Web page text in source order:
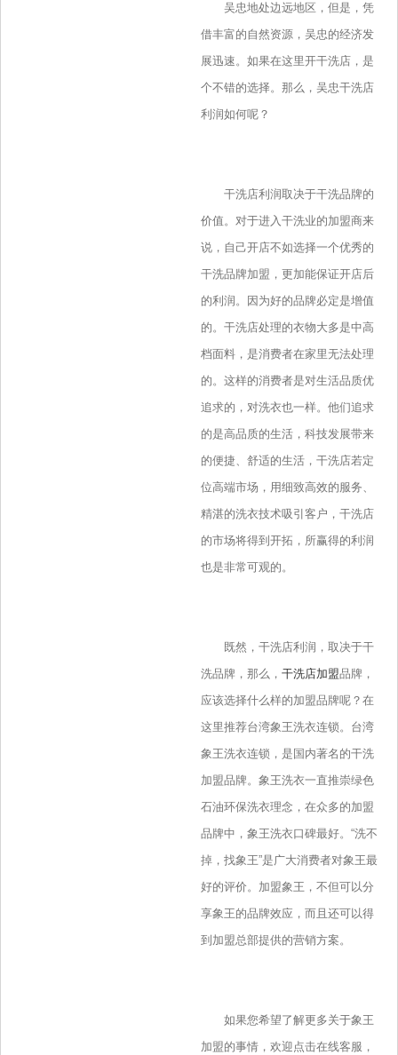
吴忠地处边远地区，但是，凭
借丰富的自然资源，吴忠的经济发
展迅速。如果在这里开干洗店，是
个不错的选择。那么，吴忠干洗店
利润如何呢？
干洗店利润取决于干洗品牌的
价值。对于进入干洗业的加盟商来
说，自己开店不如选择一个优秀的
干洗品牌加盟，更加能保证开店后
的利润。因为好的品牌必定是增值
的。干洗店处理的衣物大多是中高
档面料，是消费者在家里无法处理
的。这样的消费者是对生活品质优
追求的，对洗衣也一样。他们追求
的是高品质的生活，科技发展带来
的便捷、舒适的生活，干洗店若定
位高端市场，用细致高效的服务、
精湛的洗衣技术吸引客户，干洗店
的市场将得到开拓，所赢得的利润
也是非常可观的。
既然，干洗店利润，取决于干
洗品牌，那么， 干洗店加盟品牌，
应该选择什么样的加盟品牌呢？在
这里推荐台湾象王洗衣连锁。台湾
象王洗衣连锁，是国内著名的干洗
加盟品牌。象王洗衣一直推崇绿色
石油环保洗衣理念，在众多的加盟
品牌中，象王洗衣口碑最好。“洗不
掉，找象王”是广大消费者对象王最
好的评价。加盟象王，不但可以分
享象王的品牌效应，而且还可以得
到加盟总部提供的营销方案。
如果您希望了解更多关于象王
加盟的事情，欢迎点击在线客服，